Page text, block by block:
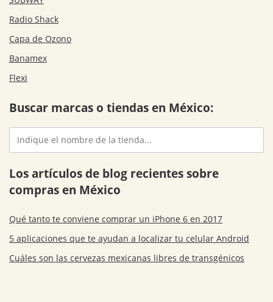
Radio Shack
Capa de Ozono
Banamex
Flexi
Buscar marcas o tiendas en México:
Los artículos de blog recientes sobre
compras en México
Qué tanto te conviene comprar un iPhone 6 en 2017
5 aplicaciones que te ayudan a localizar tu celular Android
Cuáles son las cervezas mexicanas libres de transgénicos